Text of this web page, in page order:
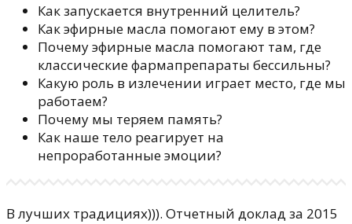
Как запускается внутренний целитель?
Как эфирные масла помогают ему в этом?
Почему эфирные масла помогают там, где
классические фармапрепараты бессильны?
Какую роль в излечении играет место, где мы
работаем?
Почему мы теряем память?
Как наше тело реагирует на
непроработанные эмоции?
В лучших традициях))). Отчетный доклад за 2015